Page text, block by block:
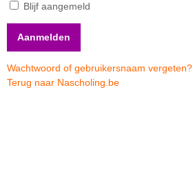
Blijf aangemeld
Wachtwoord of gebruikersnaam vergeten?
Terug naar Nascholing.be